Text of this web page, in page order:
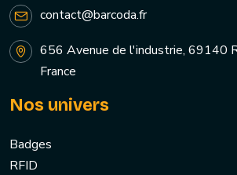
contact@barcoda.fr
656 Avenue de l'industrie, 69140
France
Nos univers
Badges
RFID